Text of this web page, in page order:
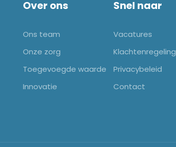
Over ons
Ons team
Onze zorg
Toegevoegde waarde
Innovatie
Snel naar
Vacatures
Klachtenregeling
Privacybeleid
Contact